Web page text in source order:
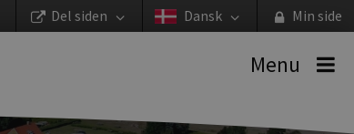
Min side
Dansk
Del siden
Menu